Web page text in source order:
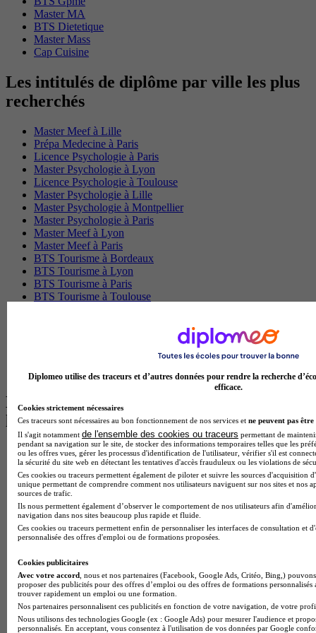
Master MA
BTS Dietetique
Master Mass
Cap Cuisine
Les intitulés de diplôme par ville les plus
recherchés
Master Meef à Lille
Prépa Medecine à Paris
Licence Psychologie à Paris
Master Psychologie à Lyon
Licence Psychologie à Toulouse
Master Psychologie à Lille
Master Psychologie à Montpellier
Master Psychologie à Paris
Master Meef à Lyon
Master Meef à Paris
BTS Tourisme à Bordeaux
BTS Tourisme à Lyon
BTS Tourisme à Paris
BTS Tourisme à Toulouse
BTS Communication à Bordeaux
BTS Communication à Lyon
BTS Ndrc à Lyon
Les intitulés de diplôme par alternance
les plus recherchés
BTS Esf en alternance
BTS Dietetique en alternance
BTS Mco en alternance
BTS Pi en alternance
BTS Sp3s en alternance
Master CCA en alternance
BTS Ndrc en alternance
BTS Sam en alternance
BTS Sio en alternance
MSc Marketing Digital en alternance
BTS Gpme en alternance
Cap Electricien en alternance
BTS Gpn en alternance
BTS Domotique en alternance
Diplomeo utilise des traceurs et d’autres données pour rendre la recherche
efficace.
Cookies strictement nécessaires
Ces traceurs sont nécessaires au bon fonctionnement de nos services et ne peuvent pas être
Il s'agit notamment de l'ensemble des cookies ou traceurs permettant de
pendant sa navigation sur le site, de stocker des informations temporaires telles que les
ou les offres vues, gérer les processus d'identification de l'utilisateur, vérifier s'il est
la sécurité du site web en détectant les tentatives d'accès frauduleux ou les violations de
Ces cookies ou traceurs permettent également de piloter et suivre les sources d'acquisition
unique permettant de comprendre comment nos utilisateurs naviguent sur nos sites et nos
sources de trafic.
Ils nous permettent également d’observer le comportement de nos utilisateurs afin
navigation dans nos sites beaucoup plus rapide et fluide.
Ces cookies ou traceurs permettent enfin de personnaliser les interfaces de consultation et
personnalisée des offres d'emploi ou de formations proposées.
Cookies publicitaires
Avec votre accord , nous et nos partenaires (Facebook, Google Ads, Critéo, Bing,)
proposer des publicités pour des offres d’emploi ou des offres de formations
trouver rapidement un emploi ou une formation.
Nos partenaires personnalisent ces publicités en fonction de votre navigation, de votre
Nous utilisons des technologies Google (ex : Google Ads) pour mesurer l'audience et
personnalisés. En acceptant, vous consentez à l'utilisation de vos données par Google